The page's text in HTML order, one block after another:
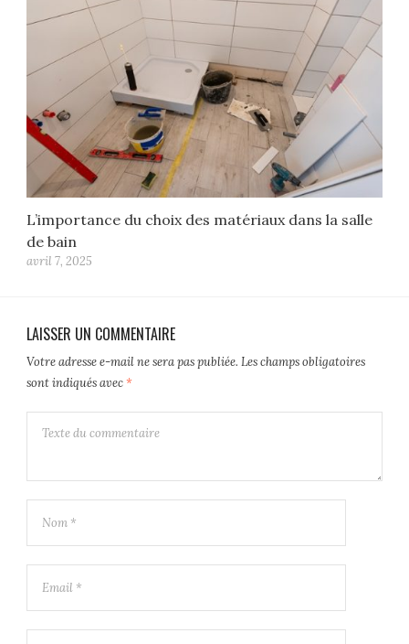
L’importance du choix des matériaux dans la salle
de bain
avril 7, 2025
LAISSER UN COMMENTAIRE
Votre adresse e-mail ne sera pas publiée. Les champs obligatoires
sont indiqués avec*